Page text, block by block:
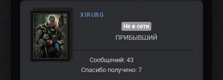
XIRURG
Не в сети
ПРИБЫВШИЙ
Сообщений: 43
Спасибо получено: 7